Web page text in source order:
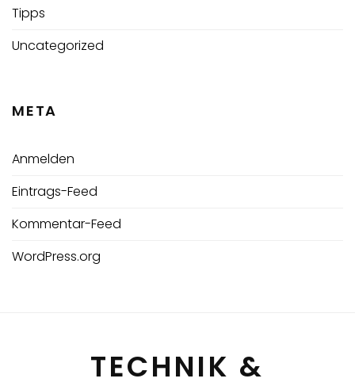
Tipps
Uncategorized
META
Anmelden
Eintrags-Feed
Kommentar-Feed
WordPress.org
TECHNIK &